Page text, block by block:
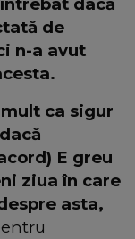
dacă
de
n-a avut
ca sigur
E greu
ziua în care
asta,